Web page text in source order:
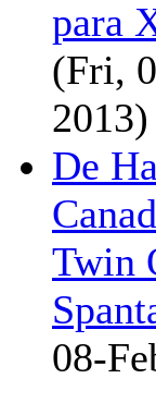
para
(Fri,
2013)
De
Twin
08-